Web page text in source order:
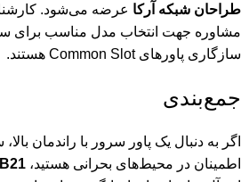
طراحان شبکه آرکا عرضه می‌شود.
مشاوره جهت انتخاب مدل مناسب برای
سازگاری پاورهای Common Slot هستند.
جمع‌بندی
اگر به دنبال یک پاور سرور با راندمان
اطمینان در محیط‌های بحرانی هستید،